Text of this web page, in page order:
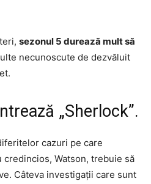
sezonul 5 durează mult să
necunoscute de dezvăluit
„Sherlock”.
cazuri pe care
Watson, trebuie să
Câteva investigații care sunt